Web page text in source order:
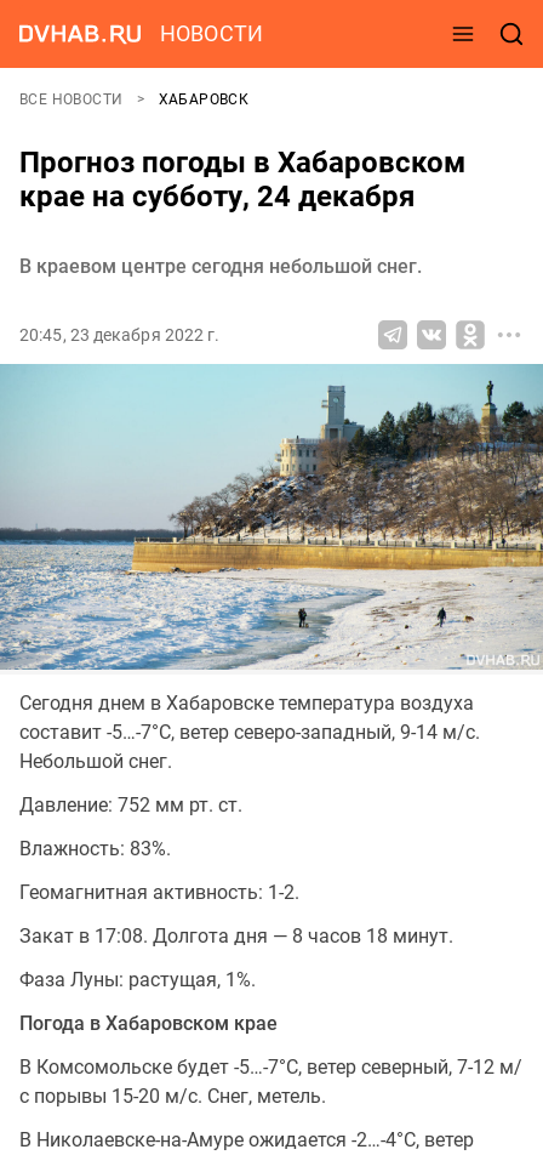
НОВОСТИ
ВСЕ НОВОСТИ ХАБАРОВСК
Прогноз погоды в Хабаровском
крае на субботу, 24 декабря
В краевом центре сегодня небольшой снег.
20:45, 23 декабря 2022 г.
Сегодня днем в Хабаровске температура воздуха
составит -5…-7°C, ветер северо-западный, 9-14 м/с.
Небольшой снег.
Давление: 752 мм рт. ст.
Влажность: 83%.
Геомагнитная активность: 1-2.
Закат в 17:08. Долгота дня — 8 часов 18 минут.
Фаза Луны: растущая, 1%.
Погода в Хабаровском крае
В Комсомольске будет -5…-7°C, ветер северный, 7-12 м/
с порывы 15-20 м/с. Снег, метель.
В Николаевске-на-Амуре ожидается -2…-4°C, ветер